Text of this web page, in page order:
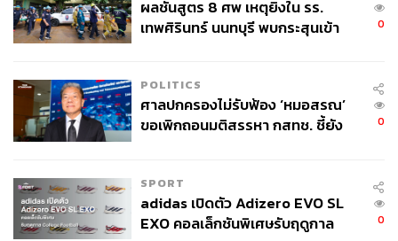
ผลชันสูตร 8 ศพ เหตุยิงใน รร.
เทพศิรินทร์ นนทบุรี พบกระสุนเข้า
0
POLITICS
ศาลปกครองไม่รับฟ้อง ‘หมอสรณ’
ขอเพิกถอนมติสรรหา กสทช. ชี้ยัง
0
SPORT
adidas เปิดตัว Adizero EVO SL
EXO คอลเล็กชันพิเศษรับฤดูกาล
0